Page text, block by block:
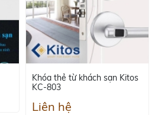
Khóa thẻ từ khách sạn Kitos
KC-803
Liên hệ